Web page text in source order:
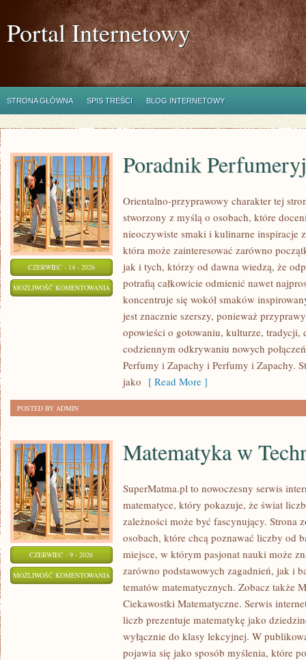
Portal Internetowy
STRONA GŁÓWNA SPIS TREŚCI BLOG INTERNETOWY
CZERWIEC - 14 - 2026
MOŻLIWOŚĆ KOMENTOWANIA PORADNIK
PERFUMERYJNY
Poradnik
Orientalno-przyprawowy charakter tej
stworzony z myślą o osobach, które
nieoczywiste smaki i kulinarne inspiracje
która może zainteresować zarówno
jak i tych, którzy od dawna wiedzą, że
potrafią całkowicie odmienić nawet
koncentruje się wokół smaków
jest znacznie szerszy, ponieważ
opowieści o gotowaniu, kulturze, tradycji,
codziennym odkrywaniu nowych
Perfumy i Zapachy i Perfumy i Zapachy.
jako [ Read More ]
POSTED BY ADMIN
CZERWIEC - 9 - 2026
MOŻLIWOŚĆ KOMENTOWANIA MATEMATYKA
TECHNOLOGII
NAUCE
Matematyka w
SuperMatma.pl to nowoczesny serwis
matematyce, który pokazuje, że świat
zależności może być fascynujący. Strona
osobach, które chcą poznawać liczby od
miejsce, w którym pasjonat nauki może
zarówno podstawowych zagadnień, jak i
tematów matematycznych. Zobacz także
Ciekawostki Matematyczne. Serwis
liczb prezentuje matematykę jako
wyłącznie do klasy lekcyjnej. W
pojawia się jako sposób myślenia, które